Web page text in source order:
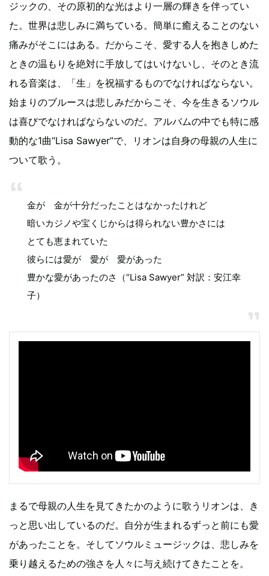
ジックの、その原初的な光はより一層の輝きを伴ってい
た。世界は悲しみに満ちている。簡単に癒えることのない
痛みがそこにはある。だからこそ、愛する人を抱きしめた
ときの温もりを絶対に手放してはいけないし、そのとき流
れる音楽は、「生」を祝福するものでなければならない。
始まりのブルースは悲しみだからこそ、今を生きるソウル
は喜びでなければならないのだ。アルバムの中でも特に感
動的な1曲“Lisa Sawyer”で、リオンは自身の母親の人生に
ついて歌う。
金が 金が十分だったことはなかったけれど
暗いカジノや宝くじからは得られない豊かさには
とても恵まれていた
彼らには愛が 愛が 愛があった
豊かな愛があったのさ（“Lisa Sawyer” 対訳：安江幸
子）
まるで母親の人生を見てきたかのように歌うリオンは、き
っと思い出しているのだ。自分が生まれるずっと前にも愛
があったことを。そしてソウルミュージックは、悲しみを
乗り越えるための強さを人々に与え続けてきたことを。